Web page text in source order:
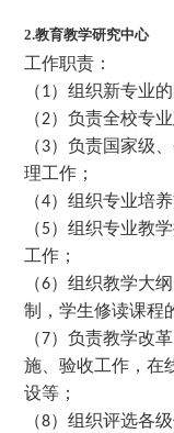
2.教育教学研究中心
工作职责：
（1）组织新专业
（2）负责全校专
（3）负责国家级
理工作；
（4）组织专业培
（5）组织专业教
工作；
（6）组织教学大
制，学生修读课程
（7）负责教学改
施、验收工作，在
设等；
（8）组织评选各